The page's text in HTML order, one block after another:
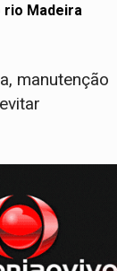
rio Madeira
manutenção